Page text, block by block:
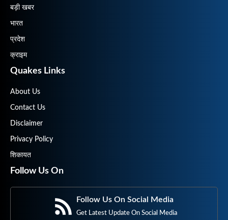
बड़ी खबर
भारत
प्रदेश
क्राइम
Quakes Links
About Us
Contact Us
Disclaimer
Privacy Policy
शिकायत
Follow Us On
Follow Us On Social Media
Get Latest Update On Social Media